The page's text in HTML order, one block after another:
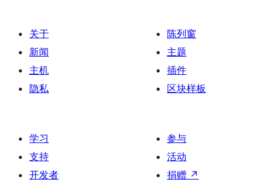
关于
新闻
主机
隐私
陈列窗
主题
插件
区块样板
学习
支持
开发者
参与
活动
捐赠 ↗